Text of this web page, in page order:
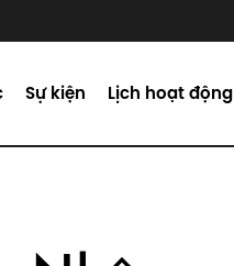
Sự kiện Lịch hoạt động